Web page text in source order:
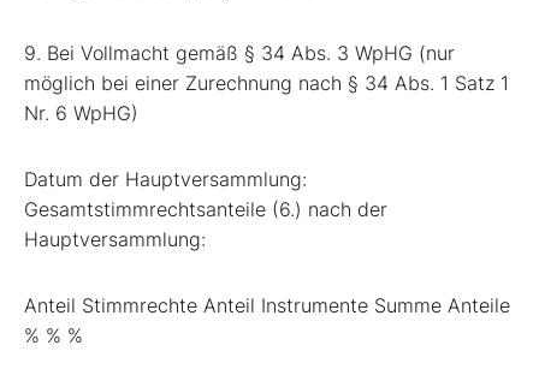
9. Bei Vollmacht gemäß § 34 Abs. 3 WpHG (nur
möglich bei einer Zurechnung nach § 34 Abs. 1 Satz 1
Nr. 6 WpHG)
Datum der Hauptversammlung:
Gesamtstimmrechtsanteile (6.) nach der
Hauptversammlung:
Anteil Stimmrechte Anteil Instrumente Summe Anteile
% % %